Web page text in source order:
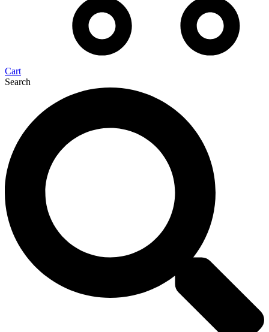
Cart
Search